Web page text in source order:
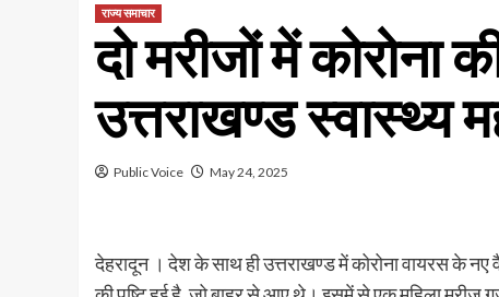
राज्य समाचार
दो मरीजों में कोरोना
उत्तराखण्ड स्वास्थ्य
Public Voice May 24, 2025
देहरादून । देश के साथ ही उत्तराखण्ड में कोरोना वायरस के नए